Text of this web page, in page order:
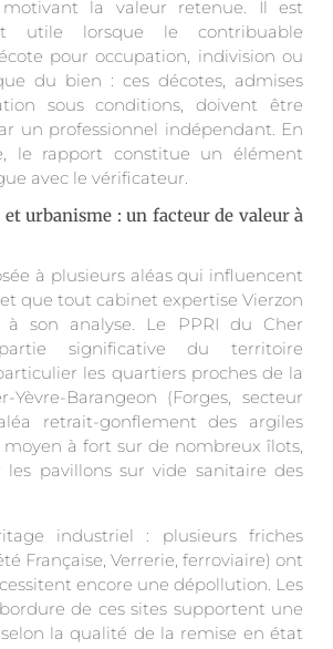
la valeur retenue. Il est
utile lorsque le contribuable
pour occupation, indivision ou
du bien : ces décotes, admises
sous conditions, doivent être
un professionnel indépendant. En
le rapport constitue un élément
avec le vérificateur.
et urbanisme : un facteur de valeur à
à plusieurs aléas qui influencent
que tout cabinet expertise Vierzon
à son analyse. Le PPRI du Cher
significative du territoire
les quartiers proches de la
Yèvre-Barangeon (Forges, secteur
retrait-gonflement des argiles
moyen à fort sur de nombreux îlots,
pavillons sur vide sanitaire des
industriel : plusieurs friches
Française, Verrerie, ferroviaire) ont
encore une dépollution. Les
de ces sites supportent une
la qualité de la remise en état